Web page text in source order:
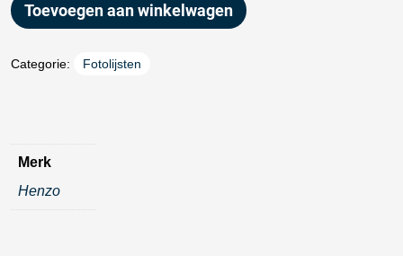
Toevoegen aan winkelwagen
Categorie: Fotolijsten
Merk
Henzo